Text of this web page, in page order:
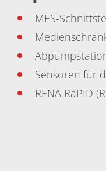
MES-
Sensoren für
RENA RaPID